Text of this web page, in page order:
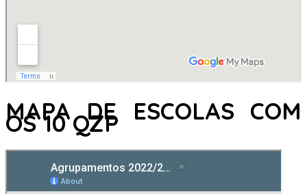
MAPA DE ESCOLAS COM
OS 10 QZP